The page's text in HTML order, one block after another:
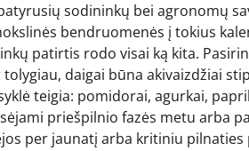
sodininkų bei agronomų
bendruomenės į tokius
patirtis rodo visai ką kita.
daigai būna akivaizdžiai
teigia: pomidorai, agurkai,
priešpilnio fazės metu arba
per jaunatį arba kritiniu pilnaties